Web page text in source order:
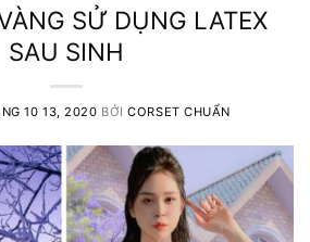
SỬ DỤNG LATEX
SAU SINH
10 13, 2020 BỞICORSET CHUẨN